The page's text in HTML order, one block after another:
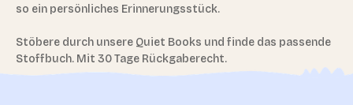
so ein persönliches Erinnerungsstück.
Stöbere durch unsere Quiet Books und finde das passende
Stoffbuch. Mit 30 Tage Rückgaberecht.